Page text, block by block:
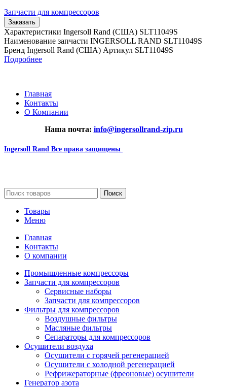
Запчасти для компрессоров
Заказать
Характеристики Ingersoll Rand (США) SLT11049S
Наименование запчасти INGERSOLL RAND SLT11049S
Бренд Ingersoll Rand (США) Артикул SLT11049S
Подробнее
Главная
Контакты
О Компании
Наша почта: info@ingersollrand-zip.ru
Ingersoll Rand Все права защищены
Поиск
Товары
Меню
Главная
Контакты
О компании
Промышленные компрессоры
Запчасти для компрессоров
Сервисные наборы
Запчасти для компрессоров
Фильтры для компрессоров
Воздушные фильтры
Масляные фильтры
Сепараторы для компрессоров
Осушители воздуха
Осушители с горячей регенерацией
Осушители с холодной регенерацией
Рефрижераторные (фреоновые) осушители
Генератор азота